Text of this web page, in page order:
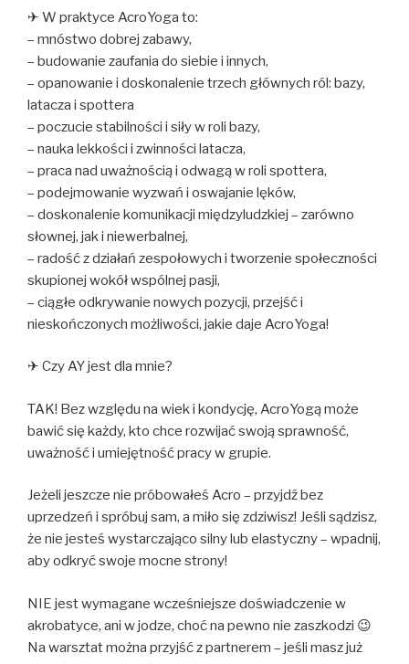
✈ W praktyce AcroYoga to:
– mnóstwo dobrej zabawy,
– budowanie zaufania do siebie i innych,
– opanowanie i doskonalenie trzech głównych ról: bazy,
latacza i spottera
– poczucie stabilności i siły w roli bazy,
– nauka lekkości i zwinności latacza,
– praca nad uważnością i odwagą w roli spottera,
– podejmowanie wyzwań i oswajanie lęków,
– doskonalenie komunikacji międzyludzkiej – zarówno
słownej, jak i niewerbalnej,
– radość z działań zespołowych i tworzenie społeczności
skupionej wokół wspólnej pasji,
– ciągłe odkrywanie nowych pozycji, przejść i
nieskończonych możliwości, jakie daje AcroYoga!
✈ Czy AY jest dla mnie?
TAK! Bez względu na wiek i kondycję, AcroYogą może
bawić się każdy, kto chce rozwijać swoją sprawność,
uważność i umiejętność pracy w grupie.
Jeżeli jeszcze nie próbowałeś Acro – przyjdź bez
uprzedzeń i spróbuj sam, a miło się zdziwisz! Jeśli sądzisz,
że nie jesteś wystarczająco silny lub elastyczny – wpadnij,
aby odkryć swoje mocne strony!
NIE jest wymagane wcześniejsze doświadczenie w
akrobatyce, ani w jodze, choć na pewno nie zaszkodzi 😉
Na warsztat można przyjść z partnerem – jeśli masz już